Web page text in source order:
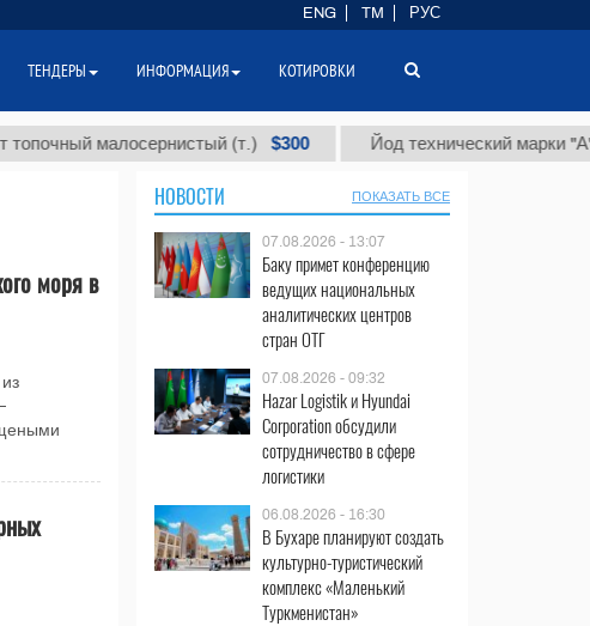
малосернистый (т.) $300 Йод технический марки "А" (т.)
моря в
НОВОСТИ ПОКАЗАТЬ ВСЕ
07.08.2026 - 13:07
Баку примет конференцию
ведущих национальных
аналитических центров
стран ОТГ
07.08.2026 - 09:32
Hazar Logistik и Hyundai
Corporation обсудили
сотрудничество в сфере
логистики
06.08.2026 - 16:30
В Бухаре планируют создать
культурно-туристический
комплекс «Маленький
Туркменистан»
ENG TM РУС
ТЕНДЕРЫ ИНФОРМАЦИЯ КОТИРОВКИ